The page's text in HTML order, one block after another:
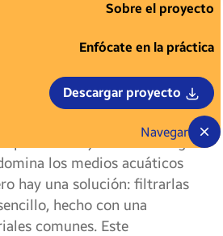
Navegar
Sobre el proyecto
Enfócate en la práctica
Descargar proyecto
pueden parecer algo
muchas personas, pero son
ciudad a orillas del Río
de Uruguay. También
o cianofíceas, las
y forman una gran
los medios acuáticos
hay una solución: filtrarlas
hecho con una
comunes. Este